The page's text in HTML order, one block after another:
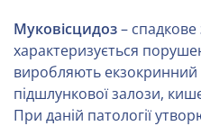
Муковісцидоз–
характеризується
виробляють екзокринний
підшлункової залози,
При даній патології